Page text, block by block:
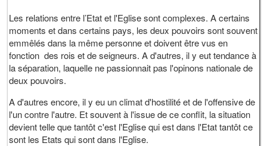
Les relations entre l’Etat et l'Eglise sont complexes. A certains
moments et dans certains pays, les deux pouvoirs sont souvent
emmêlés dans la même personne et doivent être vus en
fonction des rois et de seigneurs. A d'autres, il y eut tendance à
la séparation, laquelle ne passionnait pas l'opinons nationale de
deux pouvoirs.
A d'autres encore, il y eu un climat d'hostilité et de l'offensive de
l'un contre l'autre. Et souvent à l'issue de ce conflit, la situation
devient telle que tantôt c'est l'Eglise qui est dans l'Etat tantôt ce
sont les Etats qui sont dans l'Eglise.